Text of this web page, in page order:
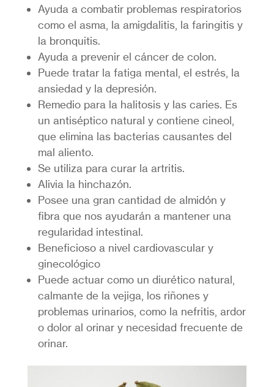
Ayuda a combatir problemas respiratorios
como el asma, la amigdalitis, la faringitis y
la bronquitis.
Ayuda a prevenir el cáncer de colon.
Puede tratar la fatiga mental, el estrés, la
ansiedad y la depresión.
Remedio para la halitosis y las caries. Es
un antiséptico natural y contiene cineol,
que elimina las bacterias causantes del
mal aliento.
Se utiliza para curar la artritis.
Alivia la hinchazón.
Posee una gran cantidad de almidón y
fibra que nos ayudarán a mantener una
regularidad intestinal.
Beneficioso a nivel cardiovascular y
ginecológico
Puede actuar como un diurético natural,
calmante de la vejiga, los riñones y
problemas urinarios, como la nefritis, ardor
o dolor al orinar y necesidad frecuente de
orinar.